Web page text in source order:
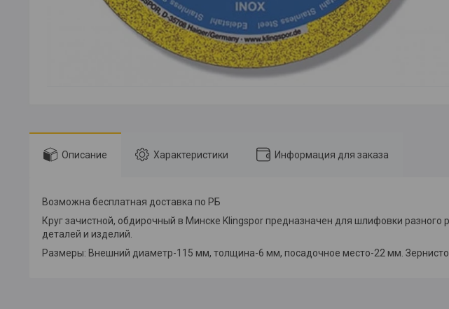
Описание Характеристики Информация для заказа
Возможна бесплатная доставка по РБ
Круг зачистной, обдирочный в Минске Klingspor предназначен для шлифовки разного
деталей и изделий.
Размеры: Внешний диаметр-115 мм, толщина-6 мм, посадочное место-22 мм.